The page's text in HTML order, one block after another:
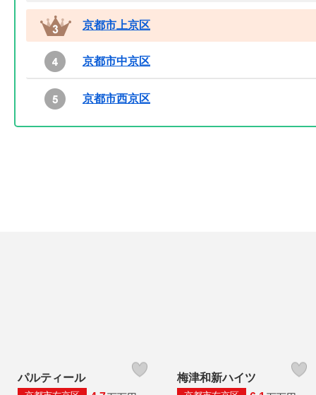
京都市上京区
京都市中京区
京都市西京区
パルティール 梅津和新ハイツ